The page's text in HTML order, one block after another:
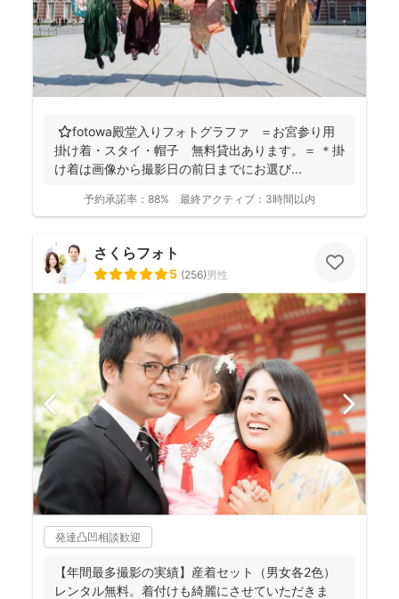
⭐️fotowa殿堂入りフォトグラファ ＝お宮参り用
掛け着・スタイ・帽子 無料貸出あります。＝ ＊掛
け着は画像から撮影日の前日までにお選び...
予約承諾率： 88% 最終アクティブ： 3時間以内
さくらフォト
5 (256)男性
発達凸凹相談歓迎
【年間最多撮影の実績】産着セット（男女各2色）
レンタル無料。着付けも綺麗にさせていただきま